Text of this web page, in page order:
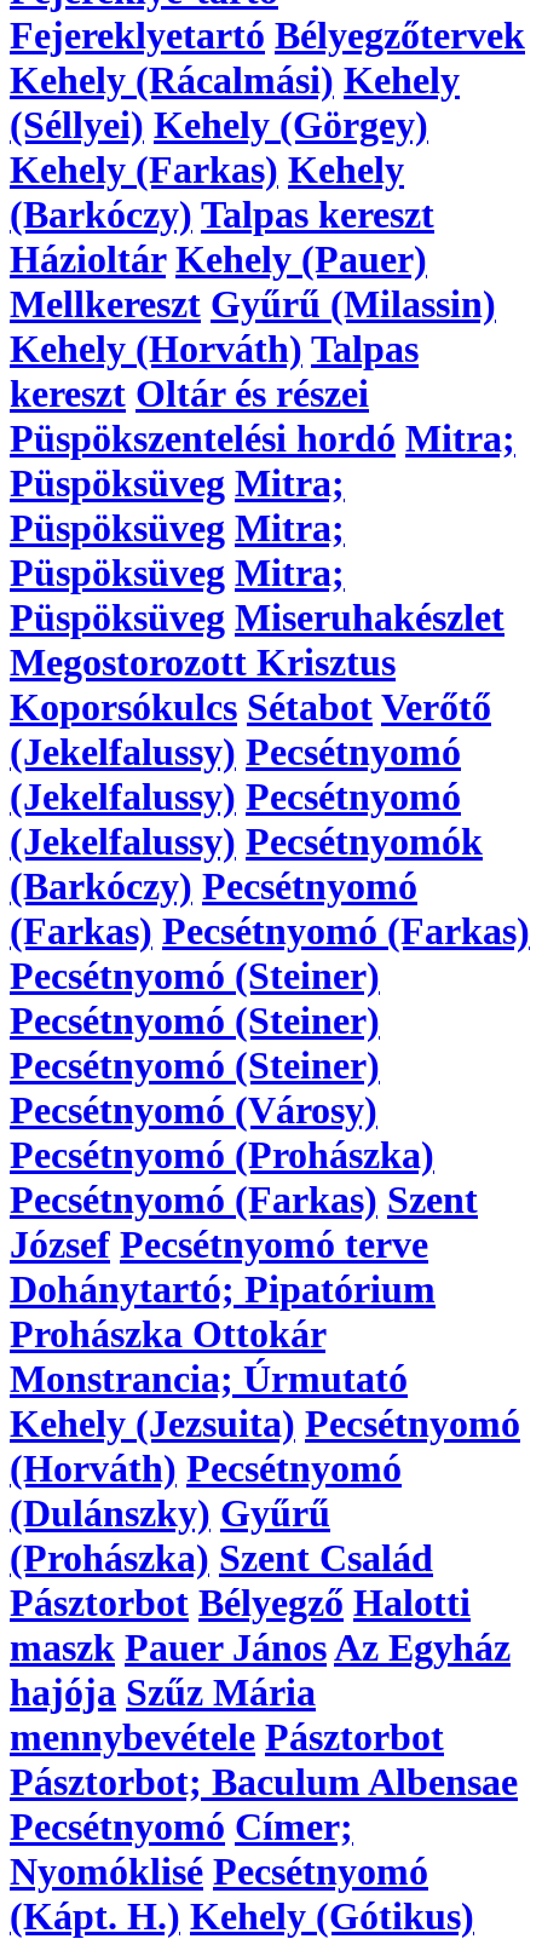
Fejereklyetartó Bélyegzőtervek
Kehely (Rácalmási) Kehely
(Séllyei) Kehely (Görgey)
Kehely (Farkas) Kehely
(Barkóczy) Talpas kereszt
Házioltár Kehely (Pauer)
Mellkereszt Gyűrű (Milassin)
Kehely (Horváth) Talpas
kereszt Oltár és részei
Püspökszentelési hordó Mitra;
Püspöksüveg Mitra;
Püspöksüveg Mitra;
Püspöksüveg Mitra;
Püspöksüveg Miseruhakészlet
Megostorozott Krisztus
Koporsókulcs SétabotVerőtő
(Jekelfalussy) Pecsétnyomó
(Jekelfalussy) Pecsétnyomó
(Jekelfalussy) Pecsétnyomók
(Barkóczy) Pecsétnyomó
(Farkas) Pecsétnyomó (Farkas)
Pecsétnyomó (Steiner)
Pecsétnyomó (Steiner)
Pecsétnyomó (Steiner)
Pecsétnyomó (Városy)
Pecsétnyomó (Prohászka)
Pecsétnyomó (Farkas) Szent
József Pecsétnyomó terve
Dohánytartó; Pipatórium
Prohászka Ottokár
Monstrancia; Úrmutató
Kehely (Jezsuita) Pecsétnyomó
(Horváth) Pecsétnyomó
(Dulánszky) Gyűrű
(Prohászka) Szent Család
Pásztorbot Bélyegző Halotti
maszk Pauer JánosAz Egyház
hajója Szűz Mária
mennybevétele Pásztorbot
Pásztorbot; Baculum Albensae
Pecsétnyomó Címer;
Nyomóklisé Pecsétnyomó
(Kápt. H.) Kehely (Gótikus)